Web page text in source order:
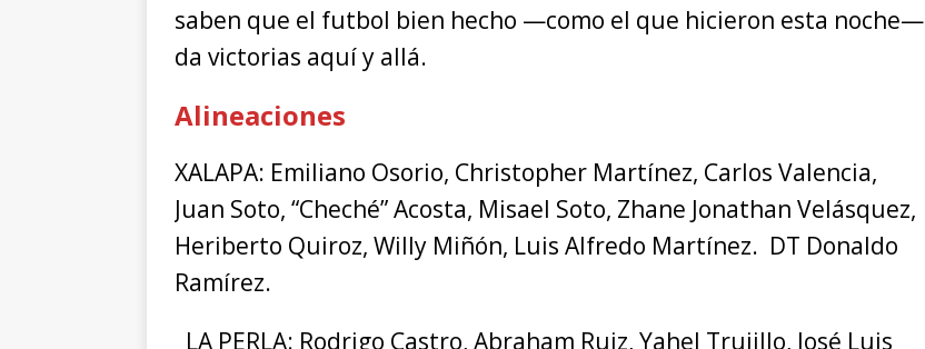
saben que el futbol bien hecho —como el que hicieron esta noche—
da victorias aquí y allá.
Alineaciones
XALAPA: Emiliano Osorio, Christopher Martínez, Carlos Valencia,
Juan Soto, “Cheché” Acosta, Misael Soto, Zhane Jonathan Velásquez,
Heriberto Quiroz, Willy Miñón, Luis Alfredo Martínez. DT Donaldo
Ramírez.
LA PERLA: Rodrigo Castro, Abraham Ruiz, Yahel Trujillo, José Luis